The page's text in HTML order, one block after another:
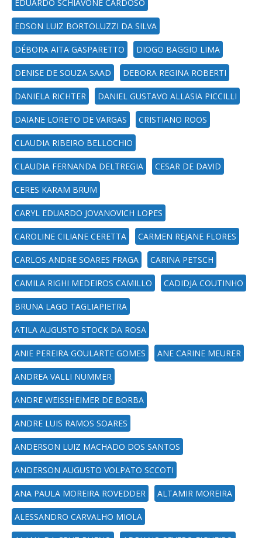
EDUARDO SCHIAVONE CARDOSO
EDSON LUIZ BORTOLUZZI DA SILVA
DÉBORA AITA GASPARETTO DIOGO BAGGIO LIMA
DENISE DE SOUZA SAAD DEBORA REGINA ROBERTI
DANIELA RICHTER DANIEL GUSTAVO ALLASIA PICCILLI
DAIANE LORETO DE VARGAS CRISTIANO ROOS
CLAUDIA RIBEIRO BELLOCHIO
CLAUDIA FERNANDA DELTREGIA CESAR DE DAVID
CERES KARAM BRUM
CARYL EDUARDO JOVANOVICH LOPES
CAROLINE CILIANE CERETTA CARMEN REJANE FLORES
CARLOS ANDRE SOARES FRAGA CARINA PETSCH
CAMILA RIGHI MEDEIROS CAMILLO CADIDJA COUTINHO
BRUNA LAGO TAGLIAPIETRA
ATILA AUGUSTO STOCK DA ROSA
ANIE PEREIRA GOULARTE GOMES ANE CARINE MEURER
ANDREA VALLI NUMMER
ANDRE WEISSHEIMER DE BORBA
ANDRE LUIS RAMOS SOARES
ANDERSON LUIZ MACHADO DOS SANTOS
ANDERSON AUGUSTO VOLPATO SCCOTI
ANA PAULA MOREIRA ROVEDDER ALTAMIR MOREIRA
ALESSANDRO CARVALHO MIOLA